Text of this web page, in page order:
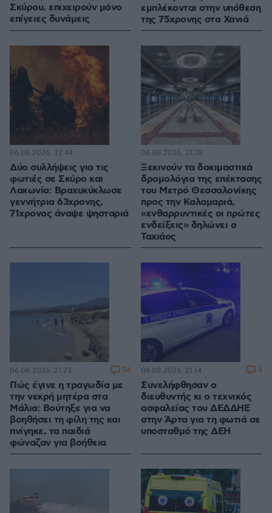
Σκύρου, επιχειρούν μόνο
επίγειες δυνάμεις
εμπλέκονται στην υπόθεση
της 75χρονης στα Χανιά
Δύο συλλήψεις για τις
φωτιές σε Σκύρο και
Λακωνία: Βραχυκύκλωσε
γεννήτρια 63χρονης,
71χρονος άναψε ψησταριά
06.08.2026, 22:44
Ξεκινούν τα δοκιμαστικά
δρομολόγια της επέκτασης
του Μετρό Θεσσαλονίκης
προς την Καλαμαριά,
«ενθαρρυντικές οι πρώτες
ενδείξεις» δηλώνει ο
Ταχιάος
06.08.2026, 21:38
Πώς έγινε η τραγωδία με
την νεκρή μητέρα στα
Μάλια: Βούτηξε για να
βοηθήσει τη φίλη της και
πνίγηκε, τα παιδιά
φώναζαν για βοήθεια
06.08.2026, 21:23 56
Συνελήφθησαν ο
διευθυντής κι ο τεχνικός
ασφαλείας του ΔΕΔΔΗΕ
στην Άρτα για τη φωτιά σε
υποσταθμό της ΔΕΗ
06.08.2026, 21:14 4